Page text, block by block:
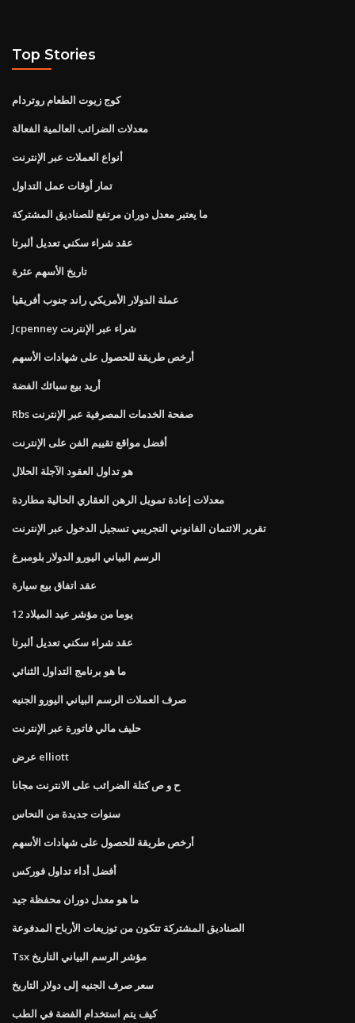
Top Stories
كوج زيوت الطعام روتردام
معدلات الضرائب العالمية الفعالة
أنواع العملات عبر الإنترنت
تمار أوقات عمل التداول
ما يعتبر معدل دوران مرتفع للصناديق المشتركة
عقد شراء سكني تعديل ألبرتا
تاريخ الأسهم عثرة
عملة الدولار الأمريكي راند جنوب أفريقيا
Jcpenney شراء عبر الإنترنت
أرخص طريقة للحصول على شهادات الأسهم
أريد بيع سبائك الفضة
Rbs صفحة الخدمات المصرفية عبر الإنترنت
أفضل مواقع تقييم الفن على الإنترنت
هو تداول العقود الآجلة الحلال
معدلات إعادة تمويل الرهن العقاري الحالية مطاردة
تقرير الائتمان القانوني التجريبي تسجيل الدخول عبر الإنترنت
الرسم البياني اليورو الدولار بلومبرغ
عقد اتفاق بيع سيارة
12 يوما من مؤشر عيد الميلاد
عقد شراء سكني تعديل ألبرتا
ما هو برنامج التداول الثنائي
صرف العملات الرسم البياني اليورو الجنيه
حليف مالي فاتورة عبر الإنترنت
عرض elliott
ح و ص كتلة الضرائب على الانترنت مجانا
سنوات جديدة من النحاس
أرخص طريقة للحصول على شهادات الأسهم
أفضل أداء تداول فوركس
ما هو معدل دوران محفظة جيد
الصناديق المشتركة تتكون من توزيعات الأرباح المدفوعة
Tsx مؤشر الرسم البياني التاريخ
سعر صرف الجنيه إلى دولار التاريخ
كيف يتم استخدام الفضة في الطب